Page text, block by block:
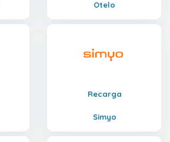
Otelo
Recarga
Simyo